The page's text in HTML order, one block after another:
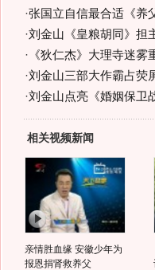
·张国立自信最合适《养
·刘金山《皇粮胡同》担
· 《狄仁杰》大理寺迷
·刘金山三部大作霸占荧
·刘金山点亮《婚姻保卫
相关视频新闻
亲情胜血缘 安徽少年为
报恩捐肾救养父